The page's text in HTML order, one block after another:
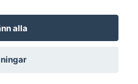
AB - sportNplay.se
alla